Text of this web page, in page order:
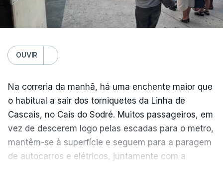
OUVIR
Na correria da manhã, há uma enchente maior que
o habitual a sair dos torniquetes da Linha de
Cascais, no Cais do Sodré. Muitos passageiros, em
vez de descerem logo pelas escadas para o metro,
mantêm-se à superfície e seguem para a paragem
de autocarros e elétricos, juntamente com a